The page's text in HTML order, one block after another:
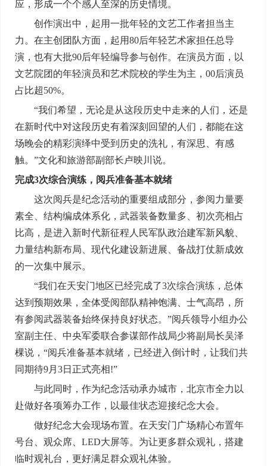
应，形成一个个感人至深的历史情境。
创作演出中，起用一批年轻的文艺工作者担当主
力。在主创团队方面，起用80后年轻艺术家担任总导
演，也有大批90后年轻编导参与创作。在演员方面，以
文艺院团的年轻演员和艺术院校的学生为主，00后演员
占比超50%。
“我们希望，无论是从这段历史中走来的人们，还是
在新时代中对这段历史有着深刻回望的人们，都能在这
场晚会的精彩演绎中受到历史的洗礼，有深思、有感
触。”文化和旅游部副部长卢映川说。
完成3次综合演练，阅兵准备基本就绪
这次阅兵是纪念活动的重要组成部分，参阅力量要
素全、结构编成体系化，武器装备数量多、初次亮相占
比高，是进入新时代新征程人民军队政治建军新风貌、
力量结构新布局、现代化建设新进展、备战打仗新成效
的一次集中展示。
“我们在天安门地区已经完成了3次综合演练，总体
达到预期效果，全体受阅部队精神饱满、士气高昂，所
有参阅武器装备始终保持良好状态。”阅兵领导小组办公
室副主任、中央军委联合参谋部作战局少将副局长吴泽
棵说，“阅兵准备基本就绪，已经进入倒计时，让我们共
同期待9月3日正式亮相!”
与此同时，作为纪念活动承办城市，北京市全力以
赴做好各项筹办工作，以最佳状态迎接纪念大会。
做好纪念大会现场布置。在天安门广场精心布置年
号台、观众席、LED大屏等。为让更多群众观礼，搭建
临时观礼台，更好满足群众观礼体验。